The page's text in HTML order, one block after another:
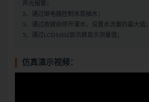
声光报警；
2、通过继电器控制水泵抽水；
3、通过按键启停开灌水，设置水流量的最大值；
5、通过LCD1602显示屏显示测量值；
仿真演示视频：